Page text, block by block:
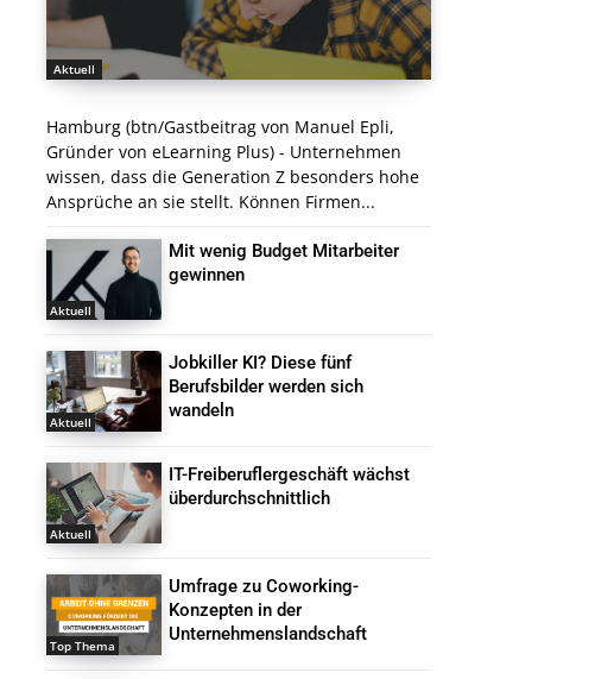
Aktuell
Hamburg (btn/Gastbeitrag von Manuel Epli,
Gründer von eLearning Plus) - Unternehmen
wissen, dass die Generation Z besonders hohe
Ansprüche an sie stellt. Können Firmen...
Aktuell
Mit wenig Budget Mitarbeiter
gewinnen
Aktuell
Jobkiller KI? Diese fünf
Berufsbilder werden sich
wandeln
Aktuell
IT-Freiberuflergeschäft wächst
überdurchschnittlich
Top Thema
Umfrage zu Coworking-
Konzepten in der
Unternehmenslandschaft